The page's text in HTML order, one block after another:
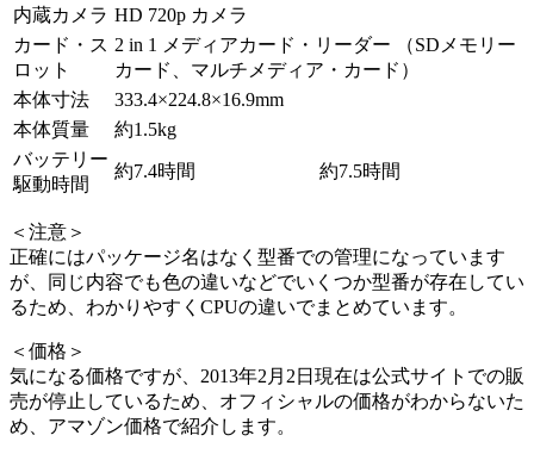
内蔵カメラ HD 720p カメラ
カード・ス
ロット
2 in 1 メディアカード・リーダー （SDメモリー
カード、マルチメディア・カード）
本体寸法
333.4×224.8×16.9mm
本体質量
約1.5kg
バッテリー
駆動時間
約7.4時間 約7.5時間
＜注意＞
正確にはパッケージ名はなく型番での管理になっています
が、同じ内容でも色の違いなどでいくつか型番が存在してい
るため、わかりやすくCPUの違いでまとめています。
＜価格＞
気になる価格ですが、2013年2月2日現在は公式サイトでの販
売が停止しているため、オフィシャルの価格がわからないた
め、アマゾン価格で紹介します。